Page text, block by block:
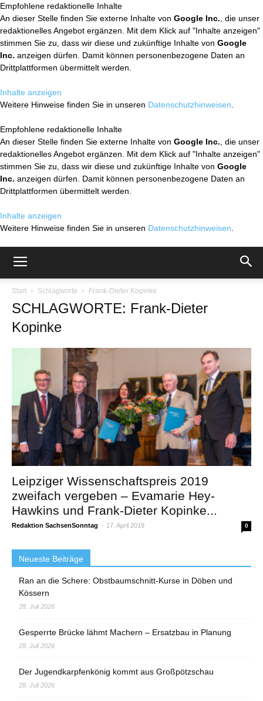
Empfohlene redaktionelle Inhalte
An dieser Stelle finden Sie externe Inhalte von Google Inc. , die unser
redaktionelles Angebot ergänzen. Mit dem Klick auf "Inhalte anzeigen"
stimmen Sie zu, dass wir diese und zukünftige Inhalte von Google
Inc. anzeigen dürfen. Damit können personenbezogene Daten an
Drittplattformen übermittelt werden.
Inhalte anzeigen
Weitere Hinweise finden Sie in unseren Datenschutzhinweisen
Empfohlene redaktionelle Inhalte
An dieser Stelle finden Sie externe Inhalte von Google Inc. , die unser
redaktionelles Angebot ergänzen. Mit dem Klick auf "Inhalte anzeigen"
stimmen Sie zu, dass wir diese und zukünftige Inhalte von Google
Inc. anzeigen dürfen. Damit können personenbezogene Daten an
Drittplattformen übermittelt werden.
Inhalte anzeigen
Weitere Hinweise finden Sie in unseren Datenschutzhinweisen
Start Schlagworte Frank-Dieter Kopinke
SCHLAGWORTE: Frank-Dieter
Kopinke
Leipziger Wissenschaftspreis 2019
zweifach vergeben – Evamarie Hey-
Hawkins und Frank-Dieter Kopinke...
Redaktion SachsenSonntag - 17. April 2019 0
Neueste Beiträge
Ran an die Schere: Obstbaumschnitt-Kurse in Döben und
Kössern
28. Juli 2026
Gesperrte Brücke lähmt Machern – Ersatzbau in Planung
28. Juli 2026
Der Jugendkarpfenkönig kommt aus Großpötzschau
28. Juli 2026